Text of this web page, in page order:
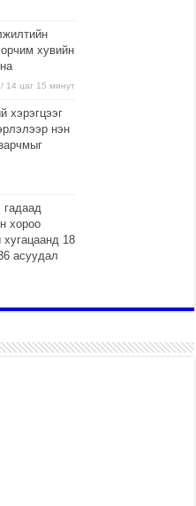
хувийн
14 цаг 15 минут
хэрэгцээг
нэн
хороо
18
асуудал
хөгжүүлэх
төр,
хамтран
цагаан”-ыг
зорьж